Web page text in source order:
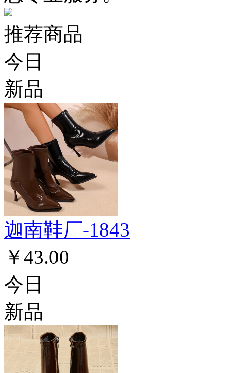
推荐商品
今日
新品
迦南鞋厂-1843
￥43.00
今日
新品